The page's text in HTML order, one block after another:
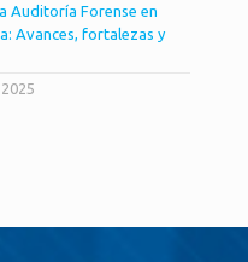
Auditoría Forense en
Avances, fortalezas y